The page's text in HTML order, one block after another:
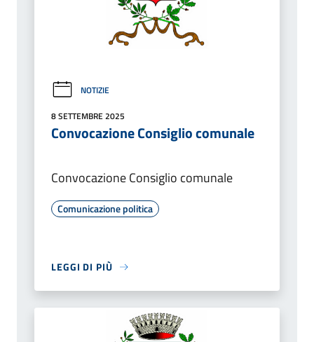
NOTIZIE
8 SETTEMBRE 2025
Convocazione Consiglio comunale
Convocazione Consiglio comunale
Comunicazione politica
LEGGI DI PIÙ